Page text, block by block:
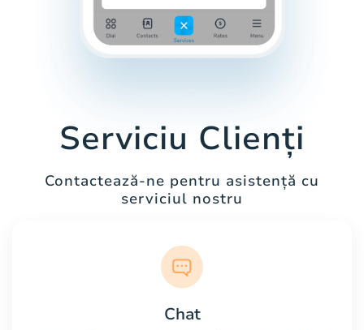
Serviciu Clienți
Contactează-ne pentru asistență cu
serviciul nostru
Chat